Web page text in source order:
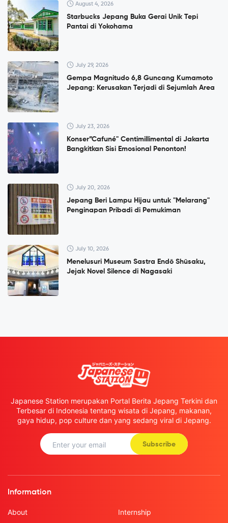
August 4, 2026
Starbucks Jepang Buka Gerai Unik Tepi
Pantai di Yokohama
July 29, 2026
Gempa Magnitudo 6,8 Guncang Kumamoto
Jepang: Kerusakan Terjadi di Sejumlah Area
July 23, 2026
Konser”Cafuné" Centimillimental di Jakarta
Bangkitkan Sisi Emosional Penonton!
July 20, 2026
Jepang Beri Lampu Hijau untuk "Melarang"
Penginapan Pribadi di Pemukiman
July 10, 2026
Menelusuri Museum Sastra Endō Shūsaku,
Jejak Novel Silence di Nagasaki
Japanese Station merupakan Portal Berita Jepang Terkini dan
Terbesar di Indonesia tentang wisata di Jepang, makanan,
gaya hidup, pop culture dan yang sedang viral di Jepang.
Subscribe
Information
About
Internship